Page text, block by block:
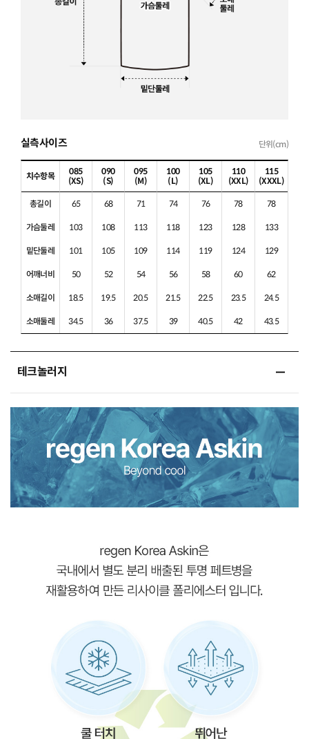
실측사이즈 단위(cm)
치수항목
085
(XS)
090
(S)
095
(M)
100
(L)
105
(XL)
110
(XXL)
115
(XXXL)
총길이 65 68 71 74 76 78 78
가슴둘레 103 108 113 118 123 128 133
밑단둘레 101 105 109 114 119 124 129
어깨너비 50 52 54 56 58 60 62
소매길이 18.5 19.5 20.5 21.5 22.5 23.5 24.5
소매둘레 34.5 36 37.5 39 40.5 42 43.5
테크놀러지